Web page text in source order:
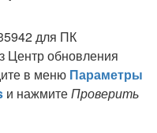
для ПК
Центр обновления
в меню Параметры
и нажмитеПроверить